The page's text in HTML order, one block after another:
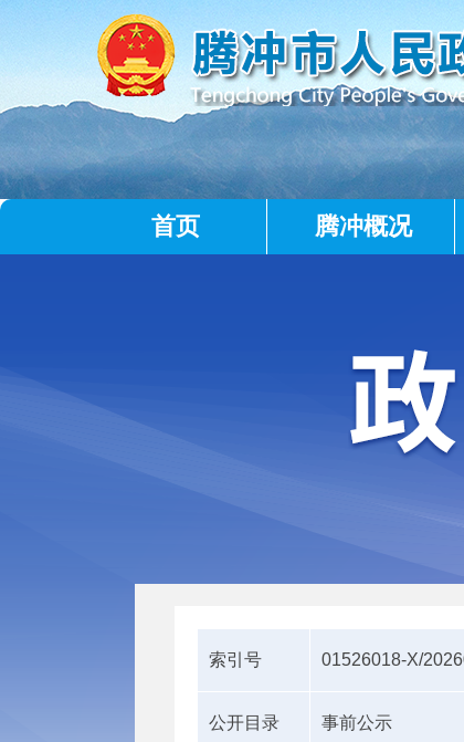
首页 腾冲概况
索引号 01526018-X/
公开目录 事前公示